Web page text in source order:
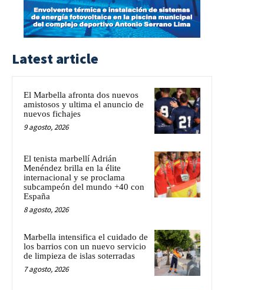
Latest article
El Marbella afronta dos nuevos
amistosos y ultima el anuncio de
nuevos fichajes
9 agosto, 2026
El tenista marbellí Adrián
Menéndez brilla en la élite
internacional y se proclama
subcampeón del mundo +40 con
España
8 agosto, 2026
Marbella intensifica el cuidado de
los barrios con un nuevo servicio
de limpieza de islas soterradas
7 agosto, 2026